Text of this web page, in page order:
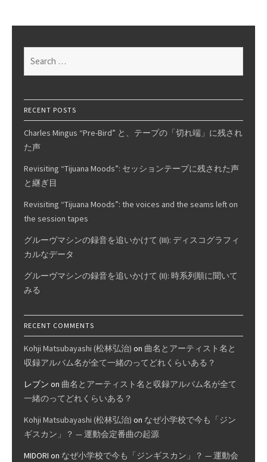
curves,
RECENT POSTS
Charles Mingus “Pre-Bird” と、テープの「切れ端」に残され
た声
Revisiting “Tijuana Moods”: セッションテープに残された声
と継ぎ目
Revisiting “Tijuana Moods”: the voices and the seams left on
the session tapes
グルーヴマシンの録音を追いかけて (III): ディスコグラフィ
カルなデータ
グルーヴマシンの録音を追いかけて (II): 時系列順に聞いて
みる
RECENT COMMENTS
Kohji Matsubayashi (松林弘治) on 曲名とアーティスト名と
収録アルバム名が全て一緒のってどれくらいある？
レブン on 曲名とアーティスト名と収録アルバム名が全て
一緒のってどれくらいある？
Kohji Matsubayashi (松林弘治) on なぜ小学校で今も「ジン
ギスカン」？ — 運動会定番曲の起源
MIDORI on なぜ小学校で今も「ジンギスカン」？ — 運動会